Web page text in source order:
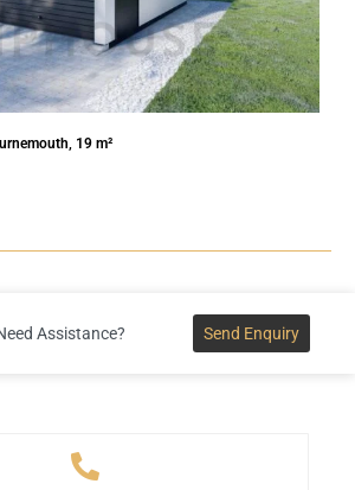
19 m²
Assistance? Send Enquiry